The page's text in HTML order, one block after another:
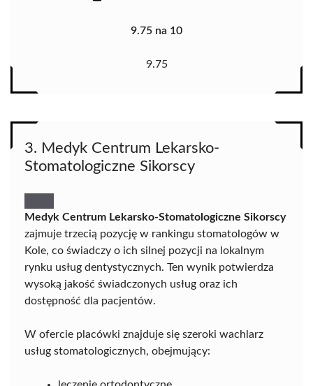
9.75 na 10
9.75
3. Medyk Centrum Lekarsko-
Stomatologiczne Sikorscy
Medyk Centrum Lekarsko-Stomatologiczne Sikorscy
zajmuje trzecią pozycję w rankingu stomatologów w
Kole, co świadczy o ich silnej pozycji na lokalnym
rynku usług dentystycznych. Ten wynik potwierdza
wysoką jakość świadczonych usług oraz ich
dostępność dla pacjentów.
W ofercie placówki znajduje się szeroki wachlarz
usług stomatologicznych, obejmujący: